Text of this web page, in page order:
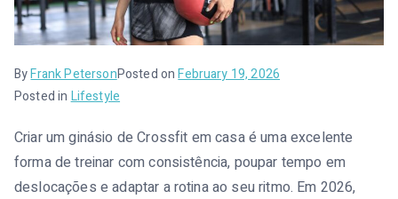
ByFrank PetersonPosted onFebruary 19, 2026
Posted in Lifestyle
Criar um ginásio de Crossfit em casa é uma excelente
forma de treinar com consistência, poupar tempo em
deslocações e adaptar a rotina ao seu ritmo. Em 2026,